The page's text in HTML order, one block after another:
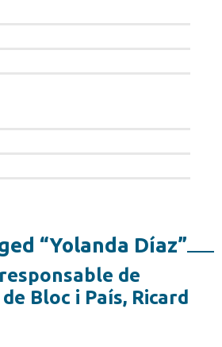
“Yolanda Díaz”
de
Bloc i País, Ricard